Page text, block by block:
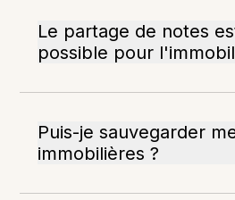
Le partage de notes
possible pour
Puis-je sauvegarder
immobilières ?